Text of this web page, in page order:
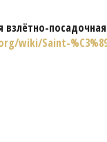
взлётно-
wiki/Saint-